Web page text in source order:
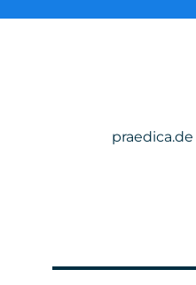
praedica.de